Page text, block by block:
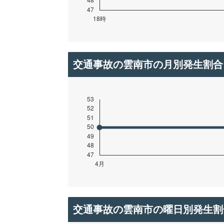
交通事故の雲南市の月別発生割合
交通事故の雲南市の曜日別発生